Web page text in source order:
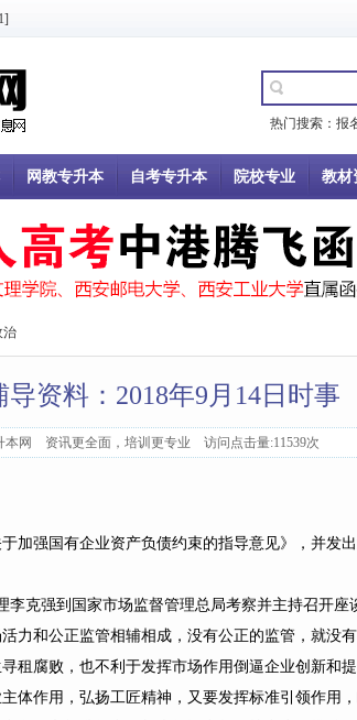
热门搜索： 报
网教专升本 自考专升本 院校专业 教材
治
资料：2018年9月14日时事
本网 资讯更全面，培训更专业 访问点击量:11539次
加强国有企业资产负债约束的指导意见》，并发出
李克强到国家市场监督管理总局考察并主持召开座
力和公正监管相辅相成，没有公正的监管，就没
租腐败，也不利于发挥市场作用倒逼企业创新和
体作用，弘扬工匠精神，又要发挥标准引领作用